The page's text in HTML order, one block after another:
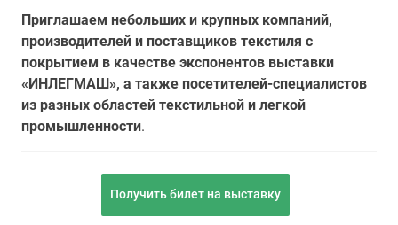
Приглашаем небольших и крупных компаний,
производителей и поставщиков текстиля с
покрытием в качестве экспонентов выставки
«ИНЛЕГМАШ», а также посетителей-специалистов
из разных областей текстильной и легкой
промышленности.
Получить билет на выставку